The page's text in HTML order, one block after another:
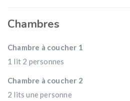
Chambres
Chambre à coucher 1
1 lit 2 personnes
Chambre à coucher 2
2 lits une personne